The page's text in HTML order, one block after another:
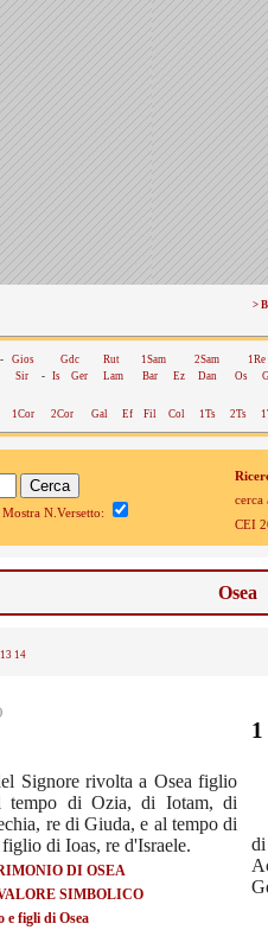
>
- Gios Gdc Rut 1Sam 2Sam 1Re
Sir - Is Ger Lam Bar Ez Dan Os
1Cor 2Cor Gal Ef Fil Col 1Ts 2Ts
N.Versetto:
cerca
CEI
Osea
13 14
Signore rivolta a Osea figlio
tempo di Ozia, di Iotam, di
re di Giuda, e al tempo di
di Ioas, re d'Israele.
DI OSEA
SIMBOLICO
e figli di Osea
1